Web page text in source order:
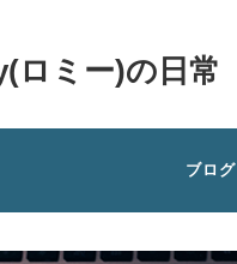
ロミー)の日常
ブログ